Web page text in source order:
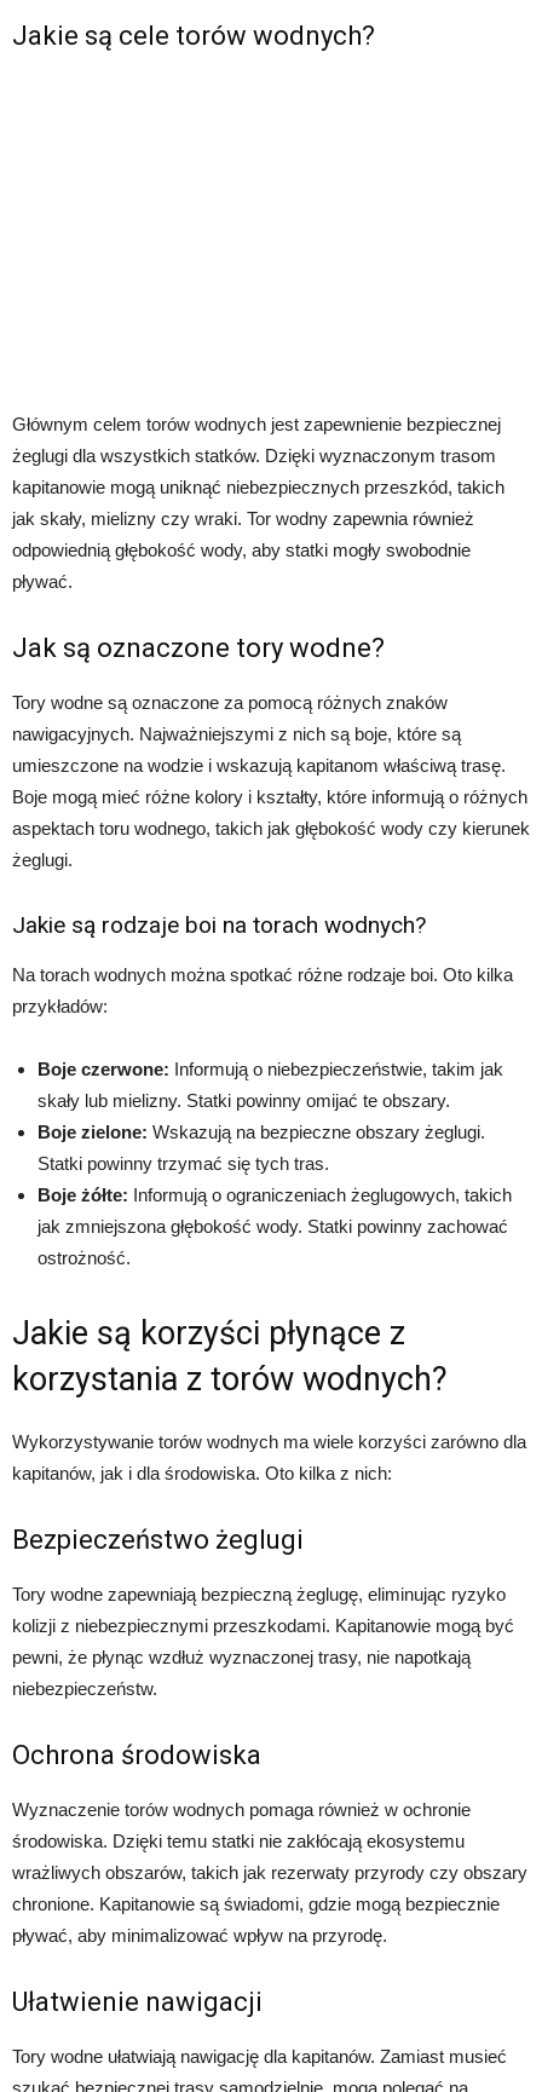
Jakie są cele torów wodnych?
Głównym celem torów wodnych jest zapewnienie bezpiecznej
żeglugi dla wszystkich statków. Dzięki wyznaczonym trasom
kapitanowie mogą uniknąć niebezpiecznych przeszkód, takich
jak skały, mielizny czy wraki. Tor wodny zapewnia również
odpowiednią głębokość wody, aby statki mogły swobodnie
pływać.
Jak są oznaczone tory wodne?
Tory wodne są oznaczone za pomocą różnych znaków
nawigacyjnych. Najważniejszymi z nich są boje, które są
umieszczone na wodzie i wskazują kapitanom właściwą trasę.
Boje mogą mieć różne kolory i kształty, które informują o różnych
aspektach toru wodnego, takich jak głębokość wody czy kierunek
żeglugi.
Jakie są rodzaje boi na torach wodnych?
Na torach wodnych można spotkać różne rodzaje boi. Oto kilka
przykładów:
Boje czerwone: Informują o niebezpieczeństwie, takim jak
skały lub mielizny. Statki powinny omijać te obszary.
Boje zielone: Wskazują na bezpieczne obszary żeglugi.
Statki powinny trzymać się tych tras.
Boje żółte: Informują o ograniczeniach żeglugowych, takich
jak zmniejszona głębokość wody. Statki powinny zachować
ostrożność.
Jakie są korzyści płynące z
korzystania z torów wodnych?
Wykorzystywanie torów wodnych ma wiele korzyści zarówno dla
kapitanów, jak i dla środowiska. Oto kilka z nich:
Bezpieczeństwo żeglugi
Tory wodne zapewniają bezpieczną żeglugę, eliminując ryzyko
kolizji z niebezpiecznymi przeszkodami. Kapitanowie mogą być
pewni, że płynąc wzdłuż wyznaczonej trasy, nie napotkają
niebezpieczeństw.
Ochrona środowiska
Wyznaczenie torów wodnych pomaga również w ochronie
środowiska. Dzięki temu statki nie zakłócają ekosystemu
wrażliwych obszarów, takich jak rezerwaty przyrody czy obszary
chronione. Kapitanowie są świadomi, gdzie mogą bezpiecznie
pływać, aby minimalizować wpływ na przyrodę.
Ułatwienie nawigacji
Tory wodne ułatwiają nawigację dla kapitanów. Zamiast musieć